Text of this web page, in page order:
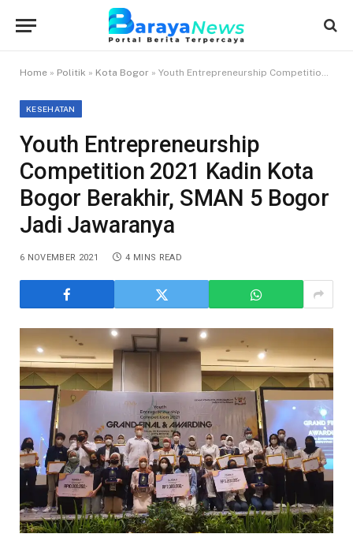
Home » Politik » Kota Bogor » Youth Entrepreneurship Competition 2021 Kadin Kota Bogor Berakhir, SMAN 5 Bogor Jadi Jawaranya
KESEHATAN
Youth Entrepreneurship
Competition 2021 Kadin Kota
Bogor Berakhir, SMAN 5 Bogor
Jadi Jawaranya
6 NOVEMBER 2021 4 MINS READ